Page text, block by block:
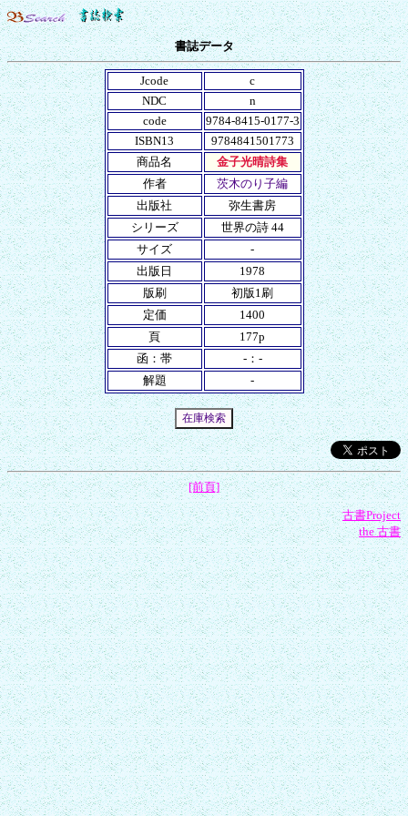
書誌データ
Jcode
c
NDC
n
code
9784-8415-0177-3
ISBN13
9784841501773
商品名
金子光晴詩集
作者
茨木のり子編
出版社
弥生書房
シリーズ
世界の詩 44
サイズ
-
出版日
1978
版刷
初版1刷
定価
1400
頁
177p
函：帯
-：-
解題
-
[前頁]
古書Project
the 古書